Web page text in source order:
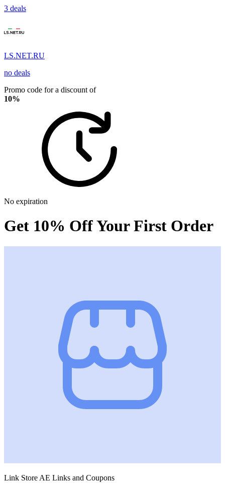
3 deals
LS.NET.RU
no deals
Promo code for a discount of
10%
No expiration
Get 10% Off Your First Order
Link Store AE Links and Coupons